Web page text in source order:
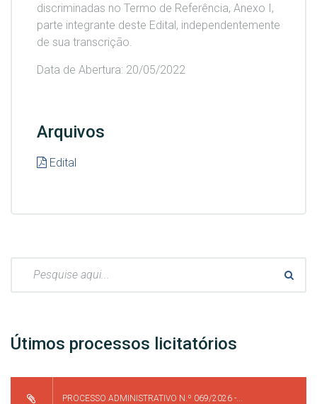
discriminadas no Termo de Referência, Anexo I,
parte integrante deste Edital, independentemente
de sua transcrição.
Data de Abertura: 20/05/2022
Arquivos
Edital
Útimos processos licitatórios
PROCESSO ADMINISTRATIVO N.º 069/2026 -...